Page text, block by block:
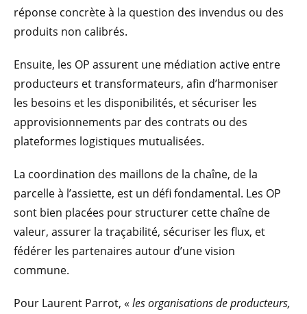
réponse concrète à la question des invendus ou des
produits non calibrés.
Ensuite, les OP assurent une médiation active entre
producteurs et transformateurs, afin d’harmoniser
les besoins et les disponibilités, et sécuriser les
approvisionnements par des contrats ou des
plateformes logistiques mutualisées.
La coordination des maillons de la chaîne, de la
parcelle à l’assiette, est un défi fondamental. Les OP
sont bien placées pour structurer cette chaîne de
valeur, assurer la traçabilité, sécuriser les flux, et
fédérer les partenaires autour d’une vision
commune.
Pour Laurent Parrot, « les organisations de producteurs,